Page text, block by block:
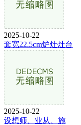
2025-10-22
套宽22.5cm炉灶灶台
2025-10-22
设想师、业从、施